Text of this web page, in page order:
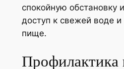
спокойную обстановку
доступ к свежей воде и
пище.
Профилактика